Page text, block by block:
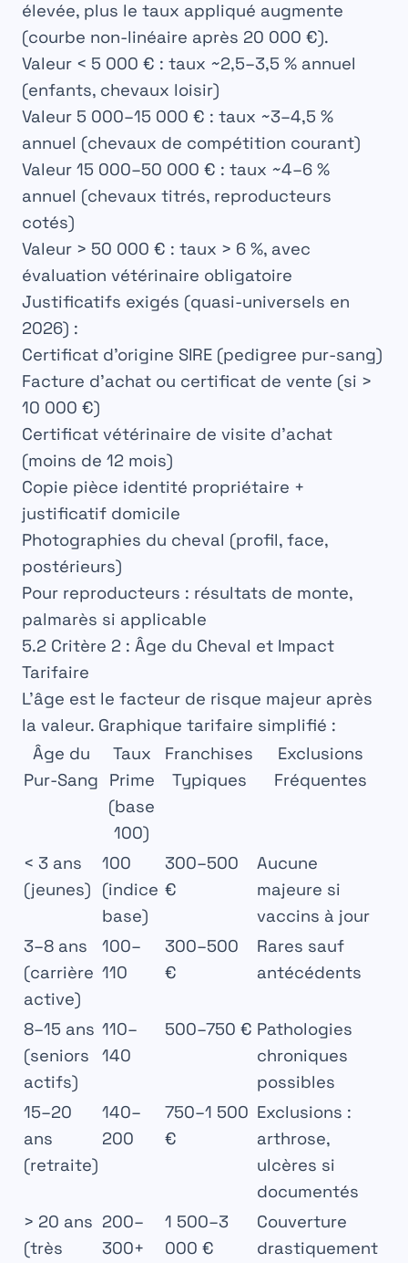
élevée, plus le taux appliqué augmente
(courbe non-linéaire après 20 000 €).
Valeur < 5 000 € : taux ~2,5–3,5 % annuel
(enfants, chevaux loisir)
Valeur 5 000–15 000 € : taux ~3–4,5 %
annuel (chevaux de compétition courant)
Valeur 15 000–50 000 € : taux ~4–6 %
annuel (chevaux titrés, reproducteurs
cotés)
Valeur > 50 000 € : taux > 6 %, avec
évaluation vétérinaire obligatoire
Justificatifs exigés (quasi-universels en
2026) :
Certificat d’origine SIRE (pedigree pur-sang)
Facture d’achat ou certificat de vente (si >
10 000 €)
Certificat vétérinaire de visite d’achat
(moins de 12 mois)
Copie pièce identité propriétaire +
justificatif domicile
Photographies du cheval (profil, face,
postérieurs)
Pour reproducteurs : résultats de monte,
palmarès si applicable
5.2 Critère 2 : Âge du Cheval et Impact
Tarifaire
L’âge est le facteur de risque majeur après
la valeur. Graphique tarifaire simplifié :
Âge du
Pur-Sang
Taux
Prime
(base
100)
Franchises
Typiques
Exclusions
Fréquentes
< 3 ans
(jeunes)
100
(indice
base)
300–500
€
Aucune
majeure si
vaccins à jour
3–8 ans
(carrière
active)
100–
110
300–500
€
Rares sauf
antécédents
8–15 ans
(seniors
actifs)
110–
140
500–750 € Pathologies
chroniques
possibles
15–20
ans
(retraite)
140–
200
750–1 500
€
Exclusions :
arthrose,
ulcères si
documentés
> 20 ans
(très
200–
300+
1 500–3
000 €
Couverture
drastiquement